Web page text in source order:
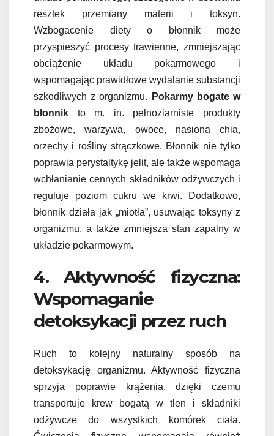
resztek przemiany materii i toksyn.
Wzbogacenie diety o błonnik może
przyspieszyć procesy trawienne, zmniejszając
obciążenie układu pokarmowego i
wspomagając prawidłowe wydalanie substancji
szkodliwych z organizmu.
Pokarmy bogate w
błonnik to m. in. pełnoziarniste produkty
zbożowe, warzywa, owoce, nasiona chia,
orzechy i rośliny strączkowe. Błonnik nie tylko
poprawia perystaltykę jelit, ale także wspomaga
wchłanianie cennych składników odżywczych i
reguluje poziom cukru we krwi. Dodatkowo,
błonnik działa jak „miotła”, usuwając toksyny z
organizmu, a także zmniejsza stan zapalny w
układzie pokarmowym.
4. Aktywność fizyczna:
Wspomaganie
detoksykacji przez ruch
Ruch to kolejny naturalny sposób na
detoksykację organizmu. Aktywność fizyczna
sprzyja poprawie krążenia, dzięki czemu
transportuje krew bogatą w tlen i składniki
odżywcze do wszystkich komórek ciała.